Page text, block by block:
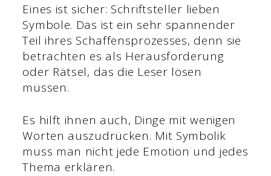
Eines ist sicher: Schriftsteller lieben
Symbole. Das ist ein sehr spannender
Teil ihres Schaffensprozesses, denn sie
betrachten es als Herausforderung
oder Rätsel, das die Leser lösen
müssen.
Es hilft ihnen auch, Dinge mit wenigen
Worten auszudrücken. Mit Symbolik
muss man nicht jede Emotion und jedes
Thema erklären.